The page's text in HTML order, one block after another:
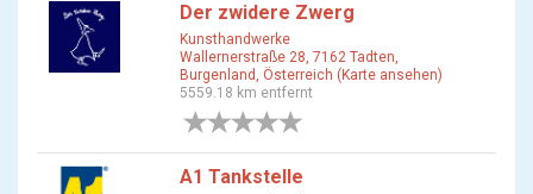
Der zwidere Zwerg
Kunsthandwerke
Wallernerstraße 28, 7162 Tadten,
Burgenland, Österreich (Karte ansehen)
5559.18 km entfernt
A1 Tankstelle